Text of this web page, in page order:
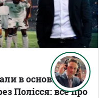
в основному
Полісся: все про